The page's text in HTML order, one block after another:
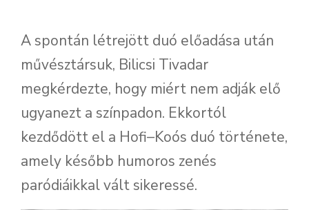
A spontán létrejött duó előadása után
művésztársuk, Bilicsi Tivadar
megkérdezte, hogy miért nem adják elő
ugyanezt a színpadon. Ekkortól
kezdődött el a Hofi–Koós duó története,
amely később humoros zenés
paródiáikkal vált sikeressé.